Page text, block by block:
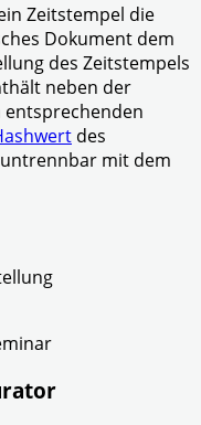
Zeitstempel die
Dokument dem
des Zeitstempels
neben der
entsprechenden
des
mit dem